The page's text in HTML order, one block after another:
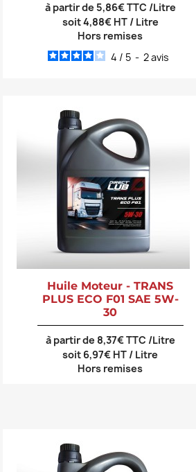
à partir de 5,86€ TTC /Litre
soit 4,88€ HT / Litre
Hors remises
4 / 5 - 2avis
Huile Moteur - TRANS
PLUS ECO F01 SAE 5W-
30
à partir de 8,37€ TTC /Litre
soit 6,97€ HT / Litre
Hors remises